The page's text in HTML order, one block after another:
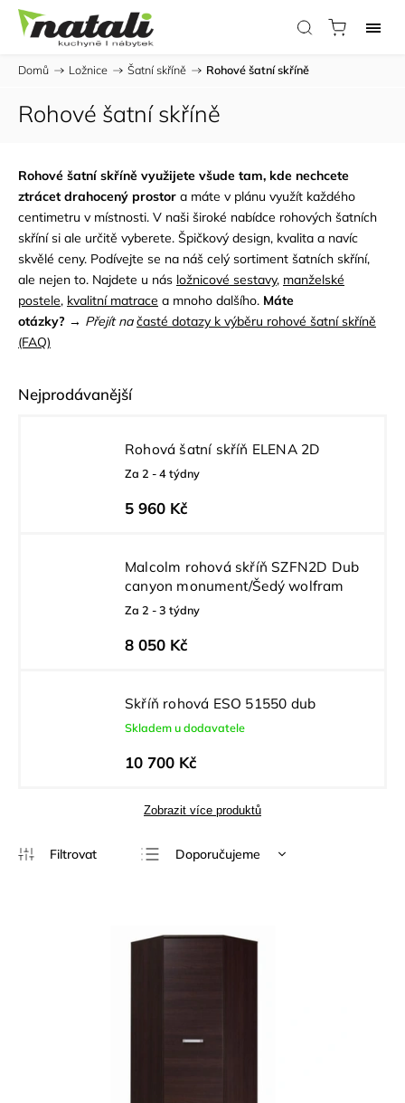
Domů / Ložnice / Šatní skříně / Rohové šatní skříně
Rohové šatní skříně
Rohové šatní skříně využijete všude tam, kde nechcete
ztrácet drahocený prostor a máte v plánu využít každého
centimetru v místnosti. V naši široké nabídce rohových šatních
skříní si ale určitě vyberete. Špičkový design, kvalita a navíc
skvělé ceny. Podívejte se na náš celý sortiment šatních skříní,
ale nejen to. Najdete u nás ložnicové sestavy, manželské
postele, kvalitní matrace a mnoho dalšího. Máte
otázky? → Přejít na časté dotazy k výběru rohové šatní skříně
(FAQ)
Nejprodávanější
Rohová šatní skříň ELENA 2D
Za 2 - 4 týdny
5 960 Kč
Malcolm rohová skříň SZFN2D Dub
canyon monument/Šedý wolfram
Za 2 - 3 týdny
8 050 Kč
Skříň rohová ESO 51550 dub
Skladem u dodavatele
10 700 Kč
Zobrazit více produktů
Doporučujeme
Nejprodávanější